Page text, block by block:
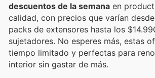
descuentos de la semana en
calidad, con precios que varían
packs de extensores hasta los
sujetadores. No esperes más, estas
tiempo limitado y perfectas para
interior sin gastar de más.